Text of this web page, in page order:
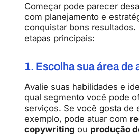
Começar pode parecer
com planejamento e
conquistar bons resultados.
etapas principais:
1. Escolha sua área de
Avalie suas habilidades e
qual segmento você pode
serviços. Se você gosta de
exemplo, pode atuar com
copywriting ou produção